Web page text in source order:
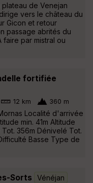
de Venejan
vers le château du
Gicon et retour
passage abrités du
faire par mistral ou
fortifiée
12 km 360 m
Localité d'arrivée
min. 41m Altitude
Tot. 356m Dénivelé Tot.
Basse Type de
Sorts Vénéjan